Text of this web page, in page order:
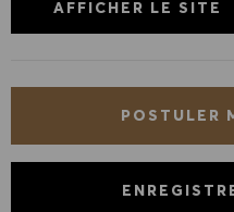
AFFICHER LE SITE
POSTULER